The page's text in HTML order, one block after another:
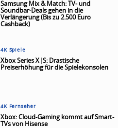
Samsung Mix & Match: TV- und
Soundbar-Deals gehen in die
Verlängerung (Bis zu 2.500 Euro
Cashback)
4K Spiele
Xbox Series X|S: Drastische
Preiserhöhung für die Spielekonsolen
4K Fernseher
Xbox: Cloud-Gaming kommt auf Smart-
TVs von Hisense